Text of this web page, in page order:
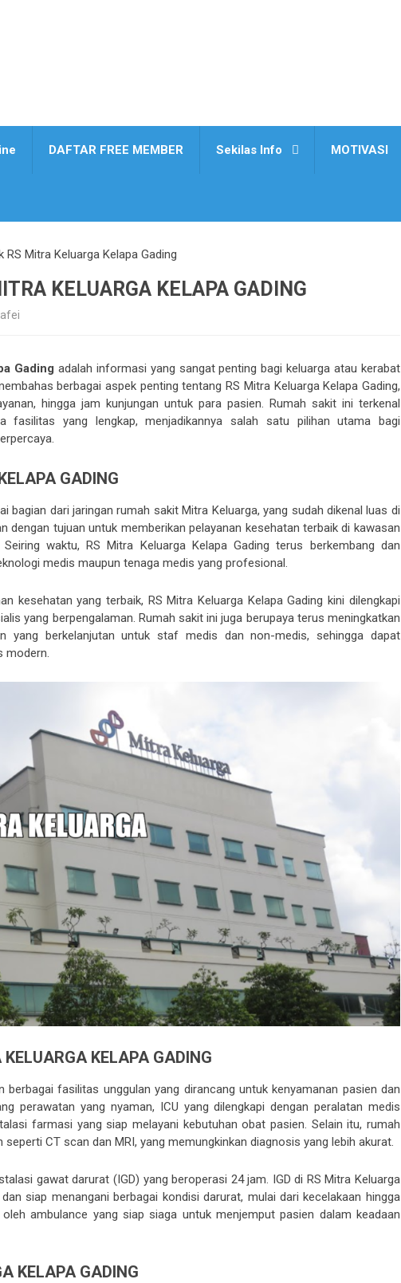
DAFTAR FREE MEMBER Sekilas Info MOTIVASI
Mitra Keluarga Kelapa Gading
KELUARGA KELAPA GADING
Gading adalah informasi yang sangat penting bagi keluarga atau kerabat
berbagai aspek penting tentang RS Mitra Keluarga Kelapa Gading,
hingga jam kunjungan untuk para pasien. Rumah sakit ini terkenal
fasilitas yang lengkap, menjadikannya salah satu pilihan utama bagi
GADING
bagian dari jaringan rumah sakit Mitra Keluarga, yang sudah dikenal luas di
dengan tujuan untuk memberikan pelayanan kesehatan terbaik di kawasan
waktu, RS Mitra Keluarga Kelapa Gading terus berkembang dan
medis maupun tenaga medis yang profesional.
kesehatan yang terbaik, RS Mitra Keluarga Kelapa Gading kini dilengkapi
yang berpengalaman. Rumah sakit ini juga berupaya terus meningkatkan
yang berkelanjutan untuk staf medis dan non-medis, sehingga dapat
modern.
KELAPA GADING
berbagai fasilitas unggulan yang dirancang untuk kenyamanan pasien dan
perawatan yang nyaman, ICU yang dilengkapi dengan peralatan medis
farmasi yang siap melayani kebutuhan obat pasien. Selain itu, rumah
CT scan dan MRI, yang memungkinkan diagnosis yang lebih akurat.
gawat darurat (IGD) yang beroperasi 24 jam. IGD di RS Mitra Keluarga
siap menangani berbagai kondisi darurat, mulai dari kecelakaan hingga
ambulance yang siap siaga untuk menjemput pasien dalam keadaan
KELAPA GADING